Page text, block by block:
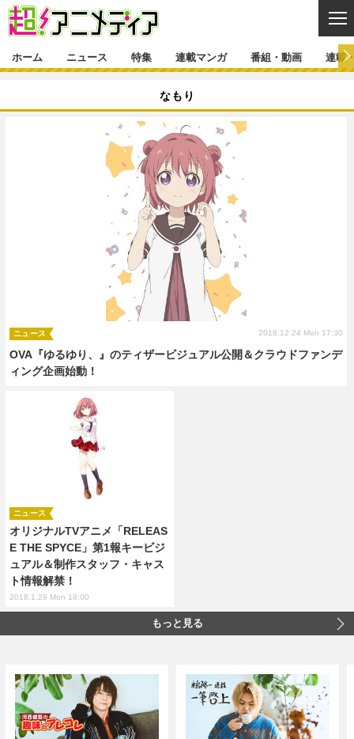
ニュース一覧
ゲーム・アプリ
イベント
特集一覧
番組・動画一覧
連載・ブログ一覧
編集部ブログ・お知らせ
ホーム ニュース 特集 連載マンガ 番組・動画 連載
なもり
OVA『ゆるゆり、』のティザービジュアル公開＆クラウドファンデ
ィング企画始動！
ニュース 2018.12.24 Mon 17:30
オリジナルTVアニメ「RELEAS
E THE SPYCE」第1報キービジ
ュアル＆制作スタッフ・キャス
ト情報解禁！
ニュース
2018.1.29 Mon 18:00
もっと見る